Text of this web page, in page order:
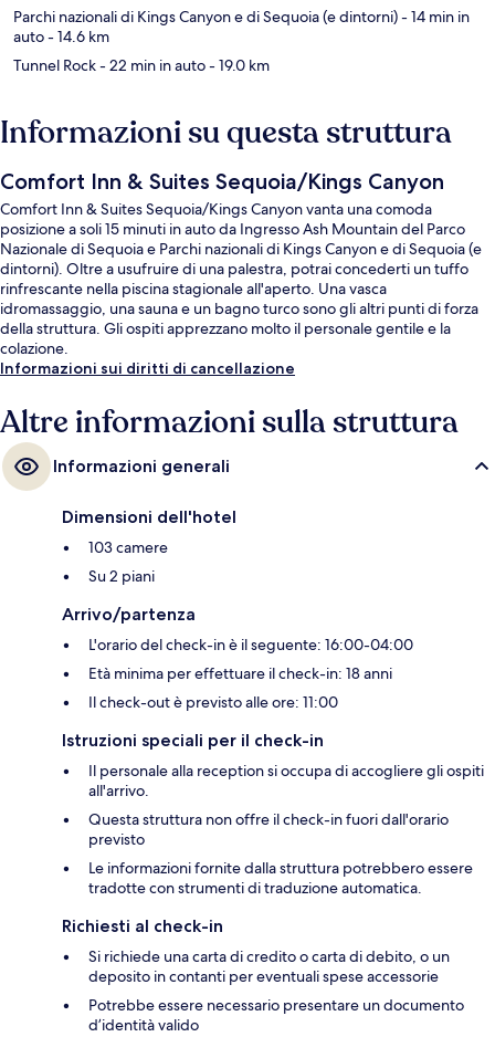
Parchi nazionali di Kings Canyon e di Sequoia (e dintorni)- 14 min in
auto- 14.6 km
Tunnel Rock- 22 min in auto- 19.0 km
Informazioni su questa struttura
Comfort Inn & Suites Sequoia/Kings Canyon
Comfort Inn & Suites Sequoia/Kings Canyon vanta una comoda
posizione a soli 15 minuti in auto da Ingresso Ash Mountain del Parco
Nazionale di Sequoia e Parchi nazionali di Kings Canyon e di Sequoia (e
dintorni). Oltre a usufruire di una palestra, potrai concederti un tuffo
rinfrescante nella piscina stagionale all'aperto. Una vasca
idromassaggio, una sauna e un bagno turco sono gli altri punti di forza
della struttura. Gli ospiti apprezzano molto il personale gentile e la
colazione.
Informazioni sui diritti di cancellazione
Altre informazioni sulla struttura
Informazioni generali
Dimensioni dell'hotel
103 camere
Su 2 piani
Arrivo/partenza
L'orario del check-in è il seguente: 16:00-04:00
Età minima per effettuare il check-in: 18 anni
Il check-out è previsto alle ore: 11:00
Istruzioni speciali per il check-in
Il personale alla reception si occupa di accogliere gli ospiti
all'arrivo.
Questa struttura non offre il check-in fuori dall'orario
previsto
Le informazioni fornite dalla struttura potrebbero essere
tradotte con strumenti di traduzione automatica.
Richiesti al check-in
Si richiede una carta di credito o carta di debito, o un
deposito in contanti per eventuali spese accessorie
Potrebbe essere necessario presentare un documento
d’identità valido